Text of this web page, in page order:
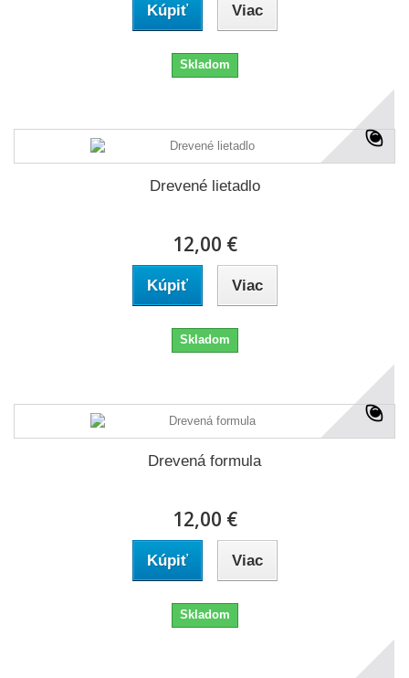
Kúpiť Viac
Skladom
Drevené lietadlo
12,00 €
Kúpiť Viac
Skladom
Drevená formula
12,00 €
Kúpiť Viac
Skladom